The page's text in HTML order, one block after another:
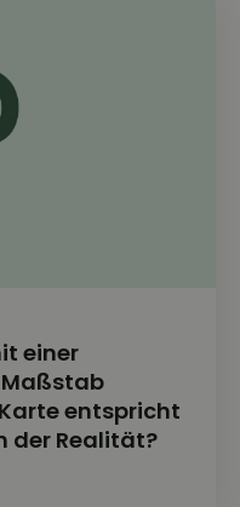
einer
entspricht
der Realität?